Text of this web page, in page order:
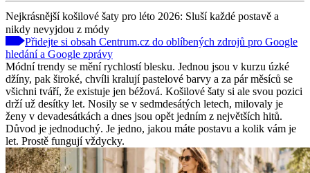
Nejkrásnější košilové šaty pro léto 2026: Sluší každé postavě a
nikdy nevyjdou z módy
Přidejte si obsah Centrum.cz do oblíbených zdrojů pro Google
hledání a Google zprávy
Módní trendy se mění rychlostí blesku. Jednou jsou v kurzu úzké
džíny, pak široké, chvíli kralují pastelové barvy a za pár měsíců se
všichni tváří, že existuje jen béžová. Košilové šaty si ale svou pozici
drží už desítky let. Nosily se v sedmdesátých letech, milovaly je
ženy v devadesátkách a dnes jsou opět jedním z největších hitů.
Důvod je jednoduchý. Je jedno, jakou máte postavu a kolik vám je
let. Prostě fungují vždycky.